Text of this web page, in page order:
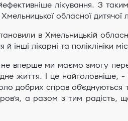
лікування. З
обласної дитячої
в Хмельницькій
й інші лікарні та поліклініки
вперше ми маємо змогу
життя. І це найголовніше,
добрих справ
а разом з тим радість,